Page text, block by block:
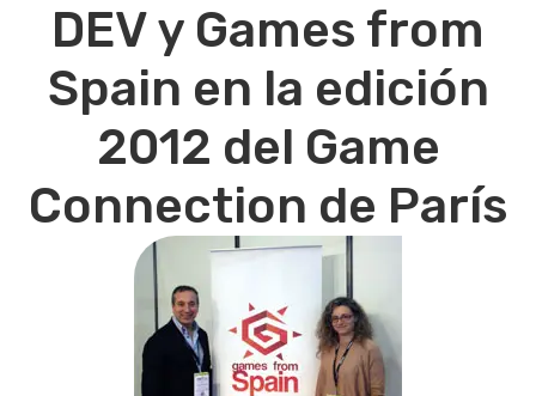
DEV y Games from
Spain en la edición
2012 del Game
Connection de París